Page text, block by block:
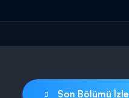
en sert şekilde gösterir.
Son Bölümü İzle